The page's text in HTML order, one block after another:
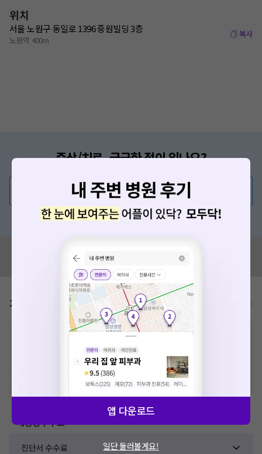
위치
서울 노원구 동일로 1396 중원빌딩 3층
노원역 400m
복사
증상/치료, 궁금한 점이 있나요?
💬 무엇이든 물어보세요
혹은, 의료상담 서비스에 다양한 게시글 보러가기
모두닥 팀에 알려주세요!
가격표 비급여/급여 진료란?
비급여 항목의 경우, 추가비용 등으로 실제 가격과 상이할 수 있으니, 정확
건강보험심사평가원
에 고지되어 있는 급여 진료 기준 가
격입니다. (진료와 연관된 복합적인 비용이 추가되어, 병원마다 금액이 다르게
산정될 수 있는 점 참고 바랍니다.)
VAT 포함
제증명수수료
진단서 수수료
앱 다운로드
일단 둘러볼게요!